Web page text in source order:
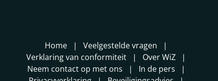
Home
Veelgestelde vragen
Verklaring van conformiteit
Over WiZ
Neem contact op met ons
In de pers